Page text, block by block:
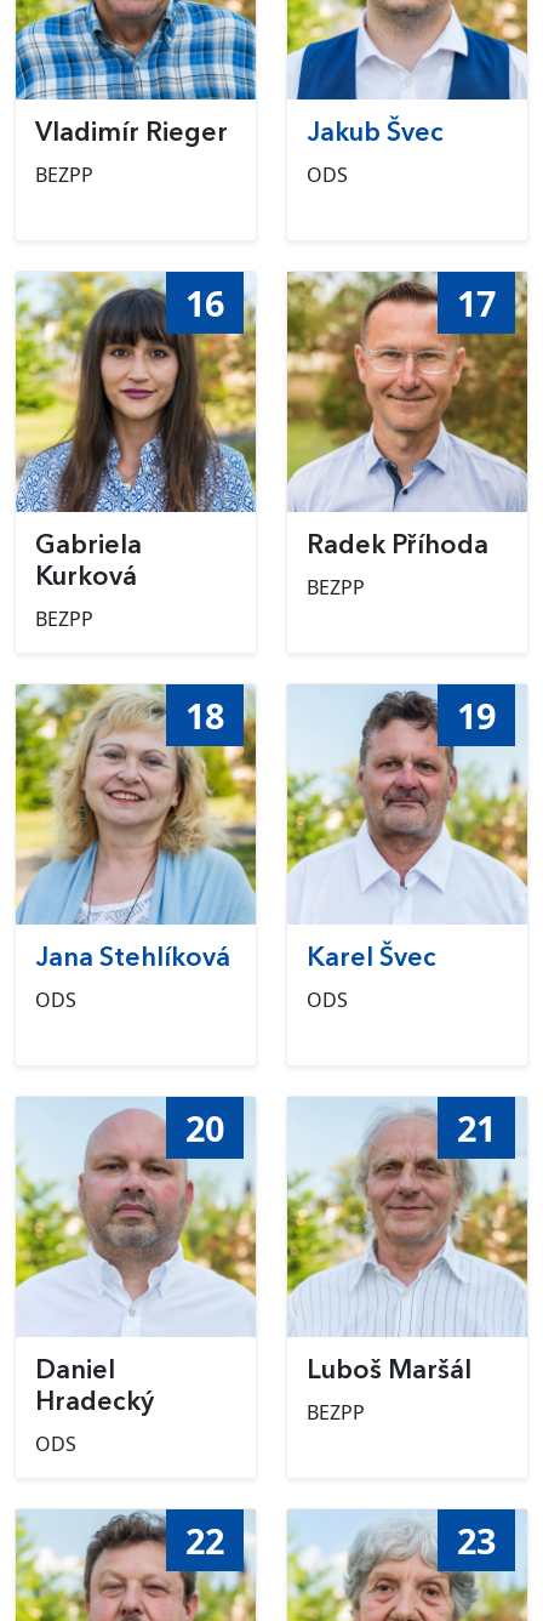
Vladimír Rieger
BEZPP
Jakub Švec
ODS
16
Gabriela
Kurková
BEZPP
17
Radek Příhoda
BEZPP
18
Jana Stehlíková
ODS
19
Karel Švec
ODS
20
Daniel
Hradecký
ODS
21
Luboš Maršál
BEZPP
22 23